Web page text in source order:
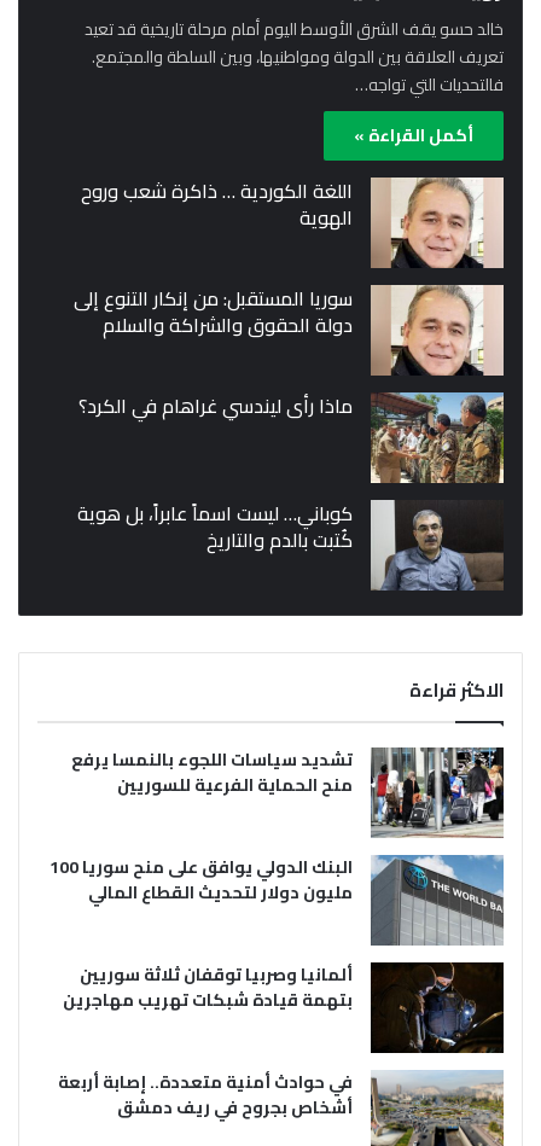
خالد حسو يقف الشرق الأوسط اليوم أمام مرحلة تاريخية قد تعيد
تعريف العلاقة بين الدولة ومواطنيها، وبين السلطة والمجتمع.
فالتحديات التي تواجه…
أكمل القراءة »
اللغة الكوردية … ذاكرة شعب وروح
الهوية
سوريا المستقبل: من إنكار التنوع إلى
دولة الحقوق والشراكة والسلام
ماذا رأى ليندسي غراهام في الكرد؟
كوباني… ليست اسماً عابراً، بل هوية
كُتبت بالدم والتاريخ
الاكثر قراءة
تشديد سياسات اللجوء بالنمسا يرفع
منح الحماية الفرعية للسوريين
البنك الدولي يوافق على منح سوريا 100
مليون دولار لتحديث القطاع المالي
ألمانيا وصربيا توقفان ثلاثة سوريين
بتهمة قيادة شبكات تهريب مهاجرين
في حوادث أمنية متعددة.. إصابة أربعة
أشخاص بجروح في ريف دمشق